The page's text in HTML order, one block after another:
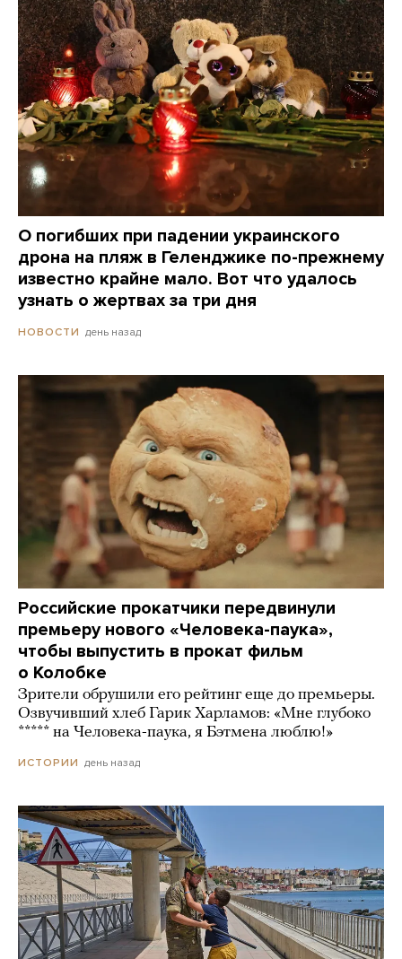
О погибших при падении украинского
дрона на пляж в Геленджике по-прежнему
известно крайне мало. Вот что удалось
узнать о жертвах за три дня
НОВОСТИ день назад
Российские прокатчики передвинули
премьеру нового «Человека-паука»,
чтобы выпустить в прокат фильм
о Колобке
Зрители обрушили его рейтинг еще до премьеры.
Озвучивший хлеб Гарик Харламов: «Мне глубоко
***** на Человека-паука, я Бэтмена люблю!»
ИСТОРИИ день назад